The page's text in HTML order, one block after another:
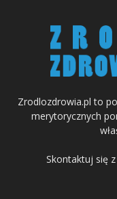
Zrodlozdrowia.pl to
merytorycznych
Skontaktuj się